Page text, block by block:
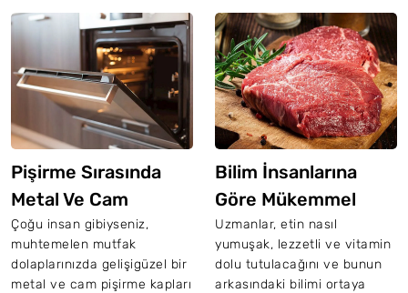
Pişirme Sırasında
Metal Ve Cam
Arasında Nasıl Seçim
Yapılır?
Çoğu insan gibiyseniz,
muhtemelen mutfak
dolaplarınızda gelişigüzel bir
metal ve cam pişirme kapları
Bilim İnsanlarına
Göre Mükemmel
Biftek Yapmanın Püf
Noktaları
Uzmanlar, etin nasıl
yumuşak, lezzetli ve vitamin
dolu tutulacağını ve bunun
arkasındaki bilimi ortaya